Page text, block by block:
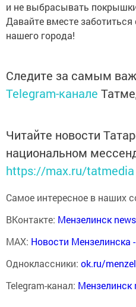
и не выбрасывать
Давайте вместе
нашего города!
Следите за самым
Telegram-канале
Читайте новости
национальном
https://max.ru/tatmedia
Самое интересное в наших
ВКонтакте: Мензелинск
MAX: Новости Мензелинска
Одноклассники: ok.ru/
Telegram-канал: Мензелинск